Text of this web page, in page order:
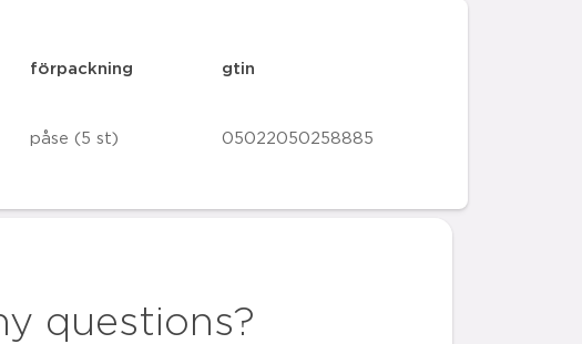
förpackning gtin
påse (5 st) 05022050258885
questions?